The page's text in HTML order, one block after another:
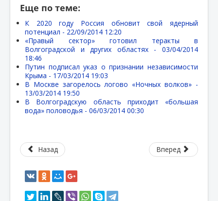
Еще по теме:
К 2020 году Россия обновит свой ядерный
потенциал - 22/09/2014 12:20
«Правый сектор» готовил теракты в
Волгоградской и других областях - 03/04/2014
18:46
Путин подписал указ о признании независимости
Крыма - 17/03/2014 19:03
В Москве загорелось логово «Ночных волков» -
13/03/2014 19:50
В Волгоградскую область приходит «большая
вода» половодья - 06/03/2014 00:30
Назад Вперед